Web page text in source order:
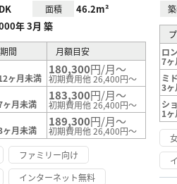
面積 46.2m²
年 3月 築
間
月額目安
ヶ月未満
180,300円/月～
初期費用他 26,400円～
ヶ月未満
183,300円/月～
初期費用他 26,400円～
ヶ月未満
189,300円/月～
初期費用他 26,400円～
ファミリー向け
インターネット無料
ロ
7ヶ
ミ
3ヶ
シ
1